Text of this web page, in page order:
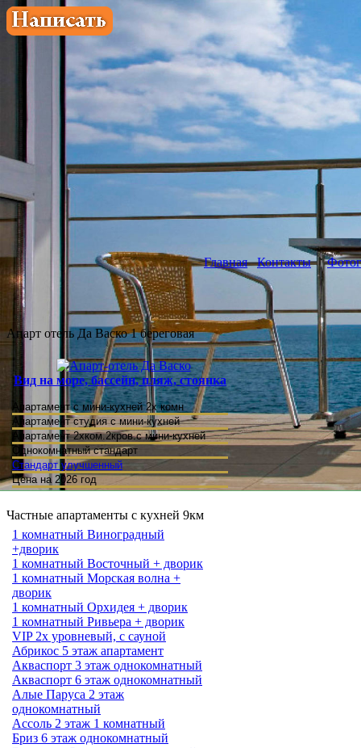
Главная Контакты
Апарт отель Да Васко 1 береговая
Вид на море, бассейн, пляж, стоянка
Апартамент с мини-кухней 2х комн
Апартамент студияс мини-кухней
Апартамент 2хком.2кров.с мини-кухней
Однокомнатный стандарт
Стандарт улучшенный
Цена на 2026 год
Частные апартаменты с кухней 9км
1 комнатный Виноградный
+дворик
1 комнатный Восточный + дворик
1 комнатный Морская волна +
дворик
1 комнатный Орхидея + дворик
1 комнатный Ривьера + дворик
VIP 2х уровневый, с сауной
Абрикос 5 этаж апартамент
Акваспорт 3 этаж однокомнатный
Акваспорт 6 этаж однокомнатный
Алые Паруса 2 этаж
однокомнатный
Ассоль 2 этаж 1 комнатный
Бриз 6 этаж однокомнатный